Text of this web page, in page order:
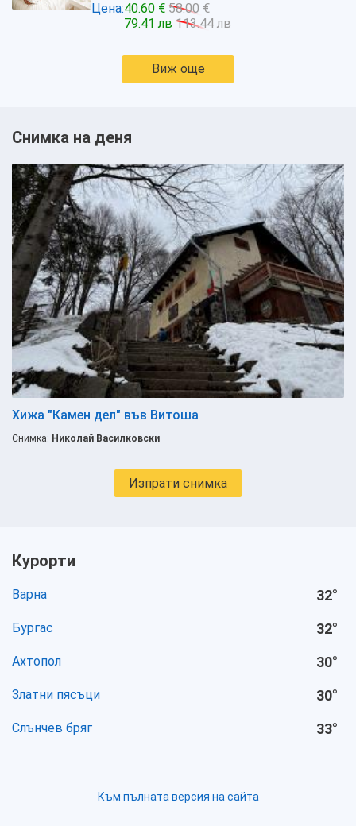
Цена:40.60 € 58.00 €
79.41 лв 113.44 лв
Виж още
Снимка на деня
Хижа "Камен дел" във Витоша
Снимка: Николай Василковски
Изпрати снимка
Курорти
Варна 32°
Бургас 32°
Ахтопол 30°
Златни пясъци 30°
Слънчев бряг 33°
Към пълната версия на сайта